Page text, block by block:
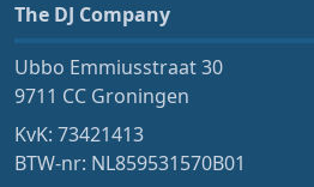
The DJ Company
Ubbo Emmiusstraat 30
9711 CC Groningen
KvK: 73421413
BTW-nr: NL859531570B01